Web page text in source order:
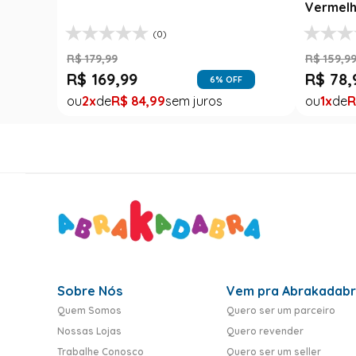
(0)
R$ 179,99
R$ 169,99 6% OFF
2 R$ 84,99
R$ 159,
R$ 78,
1
Sobre Nós
Quem Somos
Nossas Lojas
Trabalhe Conosco
Vem pra
Quero ser um parceiro
Quero revender
Quero ser um seller